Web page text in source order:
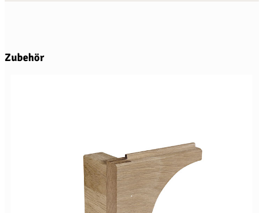
Produktgalerie überspringen
Zubehör